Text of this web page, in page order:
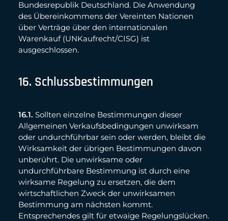
Bundesrepublik Deutschland. Die Anwendung
des Übereinkommens der Vereinten Nationen
über Verträge über den internationalen
Warenkauf (UNKaufrecht/CISG) ist
ausgeschlossen.
16. Schlussbestimmungen
16.1. Sollten einzelne Bestimmungen dieser
Allgemeinen Verkaufsbedingungen unwirksam
oder undurchführbar sein oder werden, bleibt die
Wirksamkeit der übrigen Bestimmungen davon
unberührt. Die unwirksame oder
undurchführbare Bestimmung ist durch eine
wirksame Regelung zu ersetzen, die dem
wirtschaftlichen Zweck der unwirksamen
Bestimmung am nächsten kommt.
Entsprechendes gilt für etwaige Regelungslücken.